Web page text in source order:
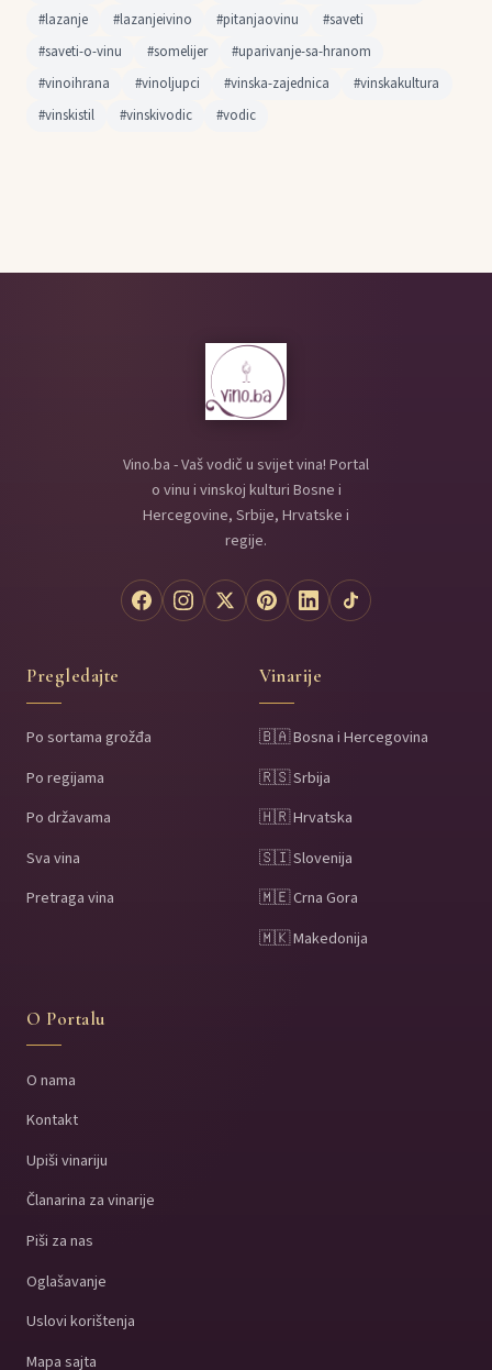
#lazanje
#lazanjeivino #pitanjaovinu
#saveti
#saveti-o-vinu
#somelijer
#uparivanje-sa-hranom
#vinoihrana
#vinoljupci #vinska-zajednica
#vinskakultura
#vinskistil
#vinskivodic #vodic
Vino.ba - Vaš vodič u svijet vina! Portal
o vinu i vinskoj kulturi Bosne i
Hercegovine, Srbije, Hrvatske i
regije.
Pregledajte
Po sortama grožđa
Po regijama
Po državama
Sva vina
Pretraga vina
Vinarije
🇧🇦 Bosna i Hercegovina
🇷🇸 Srbija
🇭🇷 Hrvatska
🇸🇮 Slovenija
🇲🇪 Crna Gora
🇲🇰 Makedonija
O Portalu
O nama
Kontakt
Upiši vinariju
Članarina za vinarije
Piši za nas
Oglašavanje
Uslovi korištenja
Mapa sajta